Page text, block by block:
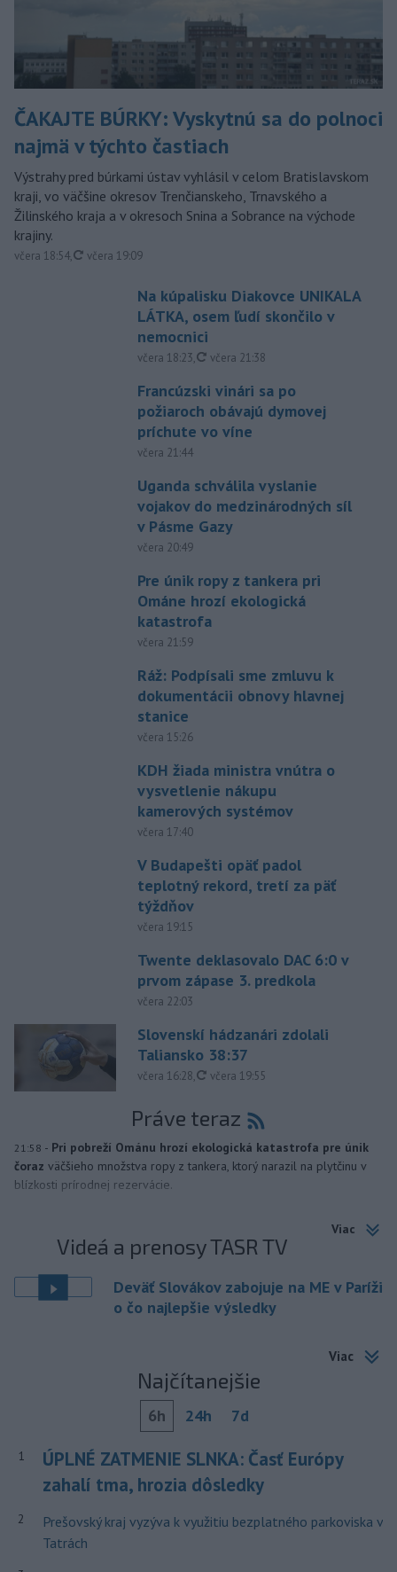
ČAKAJTE BÚRKY: Vyskytnú sa do polnoci
najmä v týchto častiach
Výstrahy pred búrkami ústav vyhlásil v celom Bratislavskom
kraji, vo väčšine okresov Trenčianskeho, Trnavského a
Žilinského kraja a v okresoch Snina a Sobrance na východe
krajiny.
včera 18:54, aktualizované
včera 19:09
Na kúpalisku Diakovce UNIKALA
LÁTKA, osem ľudí skončilo v
nemocnici
včera 18:23, aktualizované
včera 21:38
Francúzski vinári sa po
požiaroch obávajú dymovej
príchute vo víne
včera 21:44
Uganda schválila vyslanie
vojakov do medzinárodných síl
v Pásme Gazy
včera 20:49
Pre únik ropy z tankera pri
Ománe hrozí ekologická
katastrofa
včera 21:59
Ráž: Podpísali sme zmluvu k
dokumentácii obnovy hlavnej
stanice
včera 15:26
KDH žiada ministra vnútra o
vysvetlenie nákupu
kamerových systémov
včera 17:40
V Budapešti opäť padol
teplotný rekord, tretí za päť
týždňov
včera 19:15
Twente deklasovalo DAC 6:0 v
prvom zápase 3. predkola
včera 22:03
Slovenskí hádzanári zdolali
Taliansko 38:37
včera 16:28, aktualizované
včera 19:55
Práve teraz
21:58 - Pri pobreží Ománu hrozí ekologická katastrofa pre únik
čoraz väčšieho množstva ropy z tankera, ktorý narazil na plytčinu v
blízkosti prírodnej rezervácie.
Viac
Videá a prenosy TASR TV
Deväť Slovákov zabojuje na ME v Paríži
o čo najlepšie výsledky
Viac
Najčítanejšie
6h 24h 7d
1
ÚPLNÉ ZATMENIE SLNKA: Časť Európy
zahalí tma, hrozia dôsledky
2
Prešovský kraj vyzýva k využitiu bezplatného parkoviska v
Tatrách